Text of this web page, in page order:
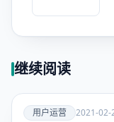
继续阅读
爱
用户运营 2021-02-